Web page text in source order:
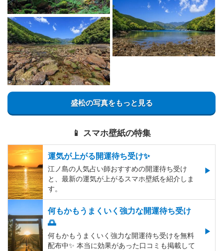
盛松の写真をもっと見る
📱 スマホ壁紙の特集
運気が上がる開運待ち受け✨
江ノ島の人気占い師おすすめの開運待ち受け
と、最新の運気が上がるスマホ壁紙を紹介しま
す。
何もかもうまくいく強力な開運待ち受け
🌅
何もかもうまくいく強力な開運待ち受けを無料
配布中✨️ 本当に効果があった口コミも掲載して